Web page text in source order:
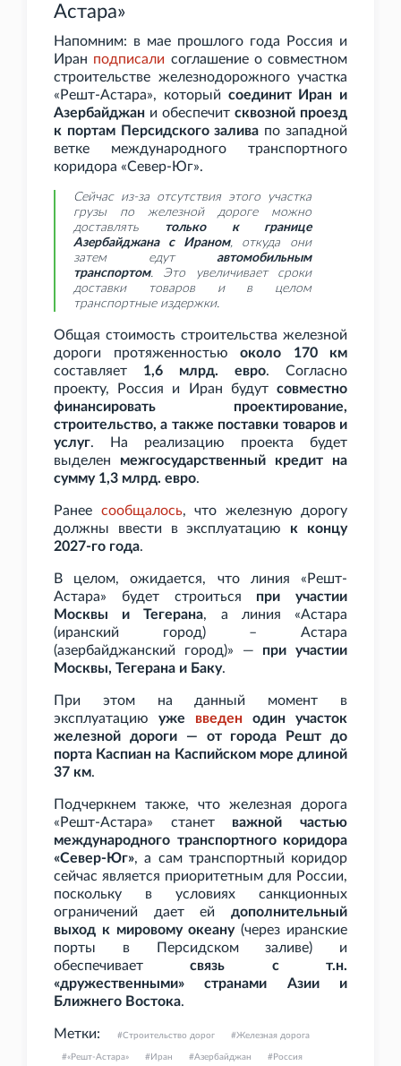
Астара»
Напомним: в мае прошлого года Россия и
Иран подписали соглашение о совместном
строительстве железнодорожного участка
«Решт-Астара», который соединит Иран и
Азербайджан и обеспечит сквозной проезд
к портам Персидского залива по западной
ветке международного транспортного
коридора «Север-Юг».
Сейчас из-за отсутствия этого участка
грузы по железной дороге можно
доставлять только к границе
Азербайджана с Ираном, откуда они
затем едут автомобильным
транспортом. Это увеличивает сроки
доставки товаров и в целом
транспортные издержки.
Общая стоимость строительства железной
дороги протяженностью около 170
км
составляет 1,6 млрд. евро. Согласно
проекту, Россия и Иран будут совместно
финансировать проектирование,
строительство, а также поставки товаров и
услуг.
На реализацию проекта будет
выделен межгосударственный кредит на
сумму 1,3 млрд. евро.
Ранее сообщалось, что железную дорогу
должны ввести в эксплуатацию к концу
2027-го года.
В целом, ожидается, что линия «Решт-
Астара» будет строиться при участии
Москвы и Тегерана, а линия «Астара
(иранский город) – Астара
(азербайджанский город)» — при участии
Москвы, Тегерана и Баку.
При этом на данный момент в
эксплуатацию уже введен один участок
железной дороги — от города Решт до
порта Каспиан на Каспийском море длиной
37 км.
Подчеркнем также, что железная дорога
«Решт-Астара» станет важной частью
международного транспортного коридора
«Север-Юг», а сам транспортный коридор
сейчас является приоритетным для России,
поскольку в условиях санкционных
ограничений дает ей дополнительный
выход к мировому океану(через иранские
порты в Персидском заливе) и
обеспечиваетсвязь с т.н.
«дружественными» странами Азии и
Ближнего Востока.
Метки: Строительство дорог Железная дорога
«Решт-Астара» Иран Азербайджан Россия